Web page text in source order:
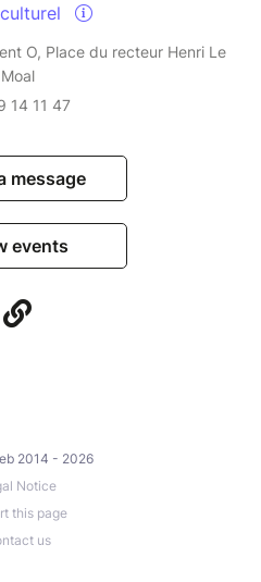
O, Place du recteur Henri Le
Moal
14 11 47
message
events
2014 - 2026
Notice
this page
us